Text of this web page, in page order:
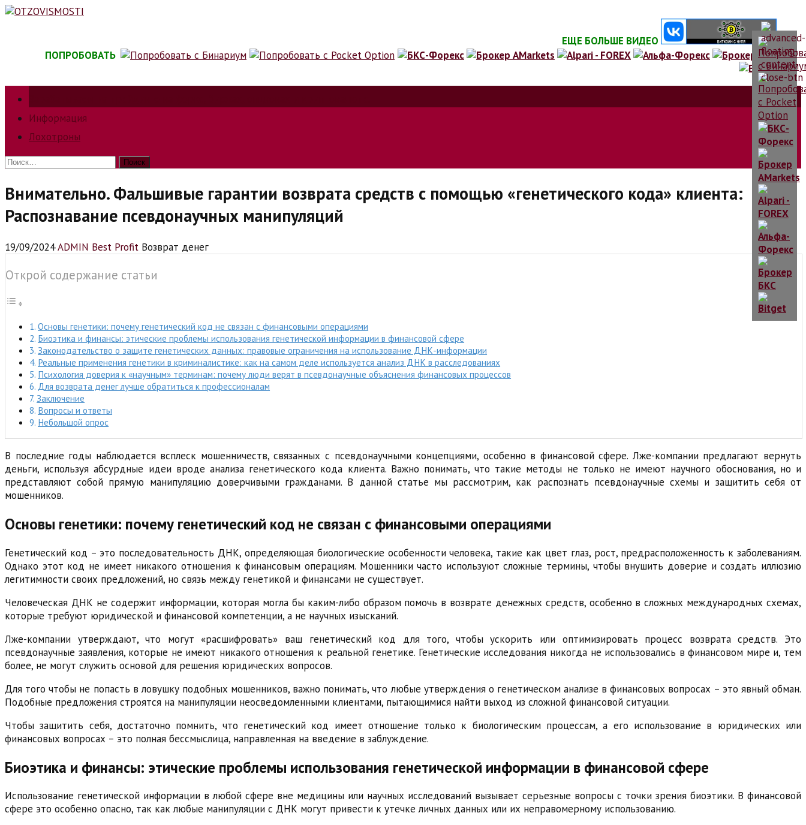
Skip
ЕЩЕ БОЛЬШЕ ВИДЕО
ПОПРОБОВАТЬ
Информация
Лохотроны
Найти:
Внимательно. Фальшивые гарантии возврата средств с помощью «генетического кода» клиента:
Распознавание псевдонаучных манипуляций
19/09/2024ADMIN Best Profit Возврат денег
Открой содержание статьи
Основы генетики: почему генетический код не связан с финансовыми операциями
Биоэтика и финансы: этические проблемы использования генетической информации в финансовой сфере
Законодательство о защите генетических данных: правовые ограничения на использование ДНК-информации
Реальные применения генетики в криминалистике: как на самом деле используется анализ ДНК в расследованиях
Психология доверия к «научным» терминам: почему люди верят в псевдонаучные объяснения финансовых процессов
Для возврата денег лучше обратиться к профессионалам
Заключение
Вопросы и ответы
Небольшой опрос
В последние годы наблюдается всплеск мошенничеств, связанных с псевдонаучными концепциями, особенно в финансовой сфере. Лже-компании предлагают вернуть
деньги, используя абсурдные идеи вроде анализа генетического кода клиента. Важно понимать, что такие методы не только не имеют научного обоснования, но и
представляют собой прямую манипуляцию доверчивыми гражданами. В данной статье мы рассмотрим, как распознать псевдонаучные схемы и защитить себя от
мошенников.
Основы генетики: почему генетический код не связан с финансовыми операциями
Генетический код – это последовательность ДНК, определяющая биологические особенности человека, такие как цвет глаз, рост, предрасположенность к заболеваниям.
Однако этот код не имеет никакого отношения к финансовым операциям. Мошенники часто используют сложные термины, чтобы внушить доверие и создать иллюзию
легитимности своих предложений, но связь между генетикой и финансами не существует.
Человеческая ДНК не содержит информации, которая могла бы каким-либо образом помочь в возврате денежных средств, особенно в сложных международных схемах,
которые требуют юридической и финансовой компетенции, а не научных изысканий.
Лже-компании утверждают, что могут «расшифровать» ваш генетический код для того, чтобы ускорить или оптимизировать процесс возврата средств. Это
псевдонаучные заявления, которые не имеют никакого отношения к реальной генетике. Генетические исследования никогда не использовались в финансовом мире и, тем
более, не могут служить основой для решения юридических вопросов.
Для того чтобы не попасть в ловушку подобных мошенников, важно понимать, что любые утверждения о генетическом анализе в финансовых вопросах – это явный обман.
Подобные предложения строятся на манипуляции неосведомленными клиентами, пытающимися найти выход из сложной финансовой ситуации.
Чтобы защитить себя, достаточно помнить, что генетический код имеет отношение только к биологическим процессам, а его использование в юридических или
финансовых вопросах – это полная бессмыслица, направленная на введение в заблуждение.
Биоэтика и финансы: этические проблемы использования генетической информации в финансовой сфере
Использование генетической информации в любой сфере вне медицины или научных исследований вызывает серьезные вопросы с точки зрения биоэтики. В финансовой
сфере это особенно опасно, так как любые манипуляции с ДНК могут привести к утечке личных данных или их неправомерному использованию.